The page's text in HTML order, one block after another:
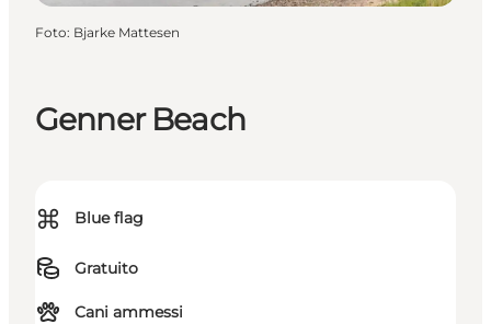
Genner Beach
⌘ Blue flag
Gratuito
Cani ammessi
Foto: Bjarke Mattesen